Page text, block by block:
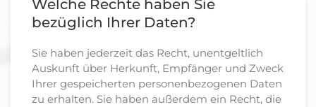
Welche Rechte haben Sie
bezüglich Ihrer Daten?
Sie haben jederzeit das Recht, unentgeltlich
Auskunft über Herkunft, Empfänger und Zweck
Ihrer gespeicherten personenbezogenen Daten
zu erhalten. Sie haben außerdem ein Recht, die